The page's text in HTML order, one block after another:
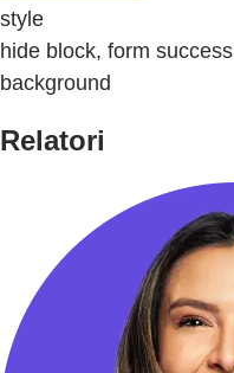
style
hide block, form success
background
Relatori